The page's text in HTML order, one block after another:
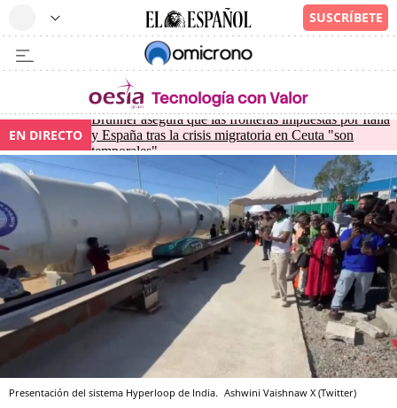
EN DIRECTO
Brunner asegura que las fronteras impuestas por Italia
y España tras la crisis migratoria en Ceuta "son
temporales"
Presentación del sistema Hyperloop de India. Ashwini Vaishnaw X (Twitter)